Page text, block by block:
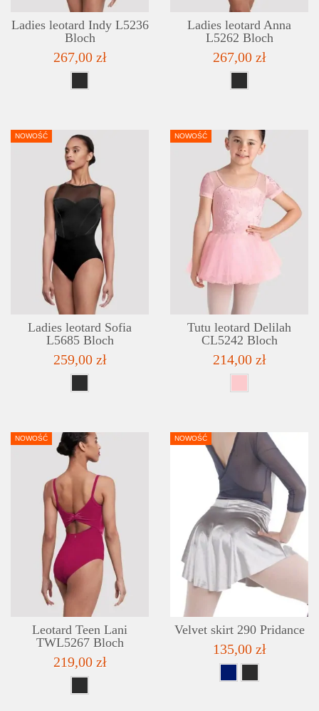
Ladies leotard Indy L5236
Bloch
267,00 zł
Ladies leotard Anna
L5262 Bloch
267,00 zł
NOWOŚĆ
ADD TO WISHLIST
DETAILS
Ladies leotard Sofia
L5685 Bloch
259,00 zł
NOWOŚĆ
Tutu leotard Delilah
CL5242 Bloch
214,00 zł
NOWOŚĆ
ADD TO WISHLIST
DETAILS
Leotard Teen Lani
TWL5267 Bloch
219,00 zł
NOWOŚĆ
Velvet skirt 290 Pridance
135,00 zł